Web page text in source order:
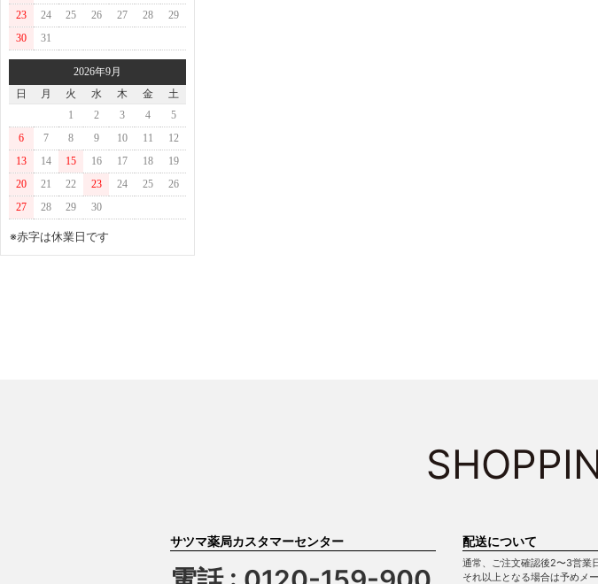
23
24 25 26 27 28
29
30
31
2026年9月
日
月 火 水 木 金
土
1
2 3 4
5
6
7 8 9 10 11
12
13
14 15 16 17 18
19
20
21 22 23 24 25
26
27
28 29 30
※赤字は休業日です
サツマ薬局カスタマーセンター 配送について
通常、ご注文確認後2〜3営業
それ以上となる場合は予めメ